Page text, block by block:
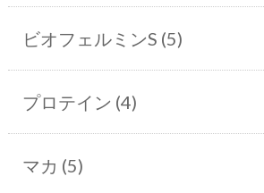
ビオフェルミンS (5)
プロテイン (4)
マカ (5)